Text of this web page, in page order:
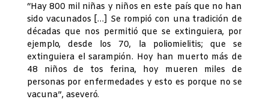
“Hay 800 mil niñas y niños en este país que no han
sido vacunados […] Se rompió con una tradición de
décadas que nos permitió que se extinguiera, por
ejemplo, desde los 70, la poliomielitis; que se
extinguiera el sarampión. Hoy han muerto más de
48 niños de tos ferina, hoy mueren miles de
personas por enfermedades y esto es porque no se
vacuna”, aseveró.